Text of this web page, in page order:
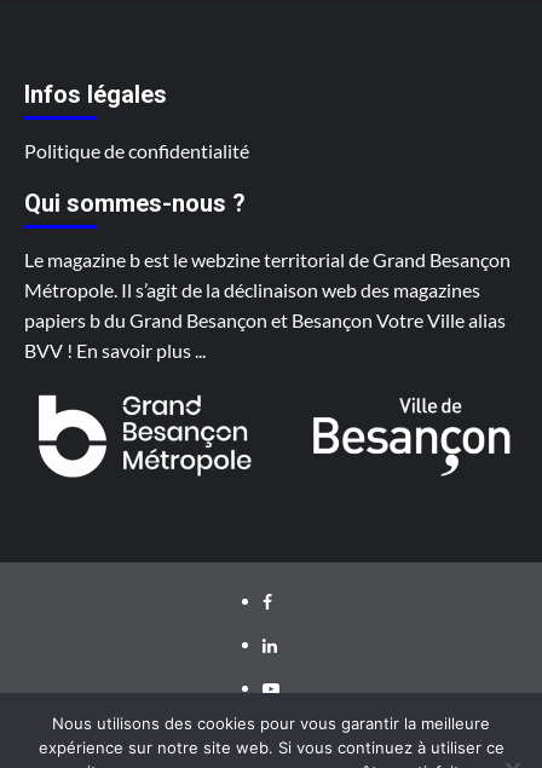
Infos légales
Politique de confidentialité
Qui sommes-nous ?
Le magazine b est le webzine territorial de Grand Besançon
Métropole. Il s’agit de la déclinaison web des magazines
papiers b du Grand Besançon et Besançon Votre Ville alias
BVV ! En savoir plus...
Facebook
LinkedIn
Youtube
Nous utilisons des cookies pour vous garantir la meilleure
expérience sur notre site web. Si vous continuez à utiliser ce